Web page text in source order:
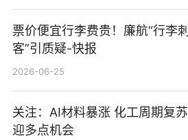
票价便宜行李费贵！廉航“行李刺
客”引质疑-快报
2026-06-25
关注：AI材料暴涨 化工周期复苏
迎多点机会